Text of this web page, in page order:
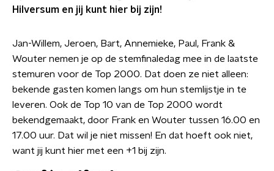
Hilversum en jij kunt hier bij zijn!
Jan-Willem, Jeroen, Bart, Annemieke, Paul, Frank &
Wouter nemen je op de stemfinaledag mee in de laatste
stemuren voor de Top 2000. Dat doen ze niet alleen:
bekende gasten komen langs om hun stemlijstje in te
leveren. Ook de Top 10 van de Top 2000 wordt
bekendgemaakt, door Frank en Wouter tussen 16.00 en
17.00 uur. Dat wil je niet missen! En dat hoeft ook niet,
want jij kunt hier met een +1 bij zijn.